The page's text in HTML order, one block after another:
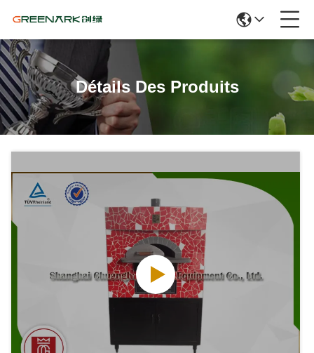
Détails Des Produits